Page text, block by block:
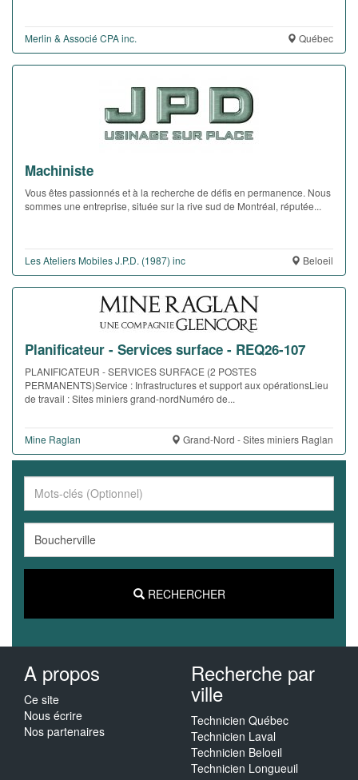
Merlin & Associé CPA inc. Québec
Machiniste
Vous êtes passionnés et à la recherche de défis en permanence. Nous
sommes une entreprise, située sur la rive sud de Montréal, réputée...
Les Ateliers Mobiles J.P.D. (1987) inc Beloeil
Planificateur - Services surface - REQ26-107
PLANIFICATEUR - SERVICES SURFACE (2 POSTES
PERMANENTS)Service : Infrastructures et support aux opérationsLieu
de travail : Sites miniers grand-nordNuméro de...
Mine Raglan Grand-Nord - Sites miniers Raglan
RECHERCHER
A propos
Ce site
Nous écrire
Nos partenaires
Recherche par
ville
Technicien Québec
Technicien Laval
Technicien Beloeil
Technicien Longueuil